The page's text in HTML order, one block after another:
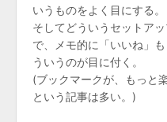
いうものをよく目にする。
そしてどういうセットア
で、メモ的に「いいね」
ういうのが目に付く。
(ブックマークが、もっと
という記事は多い。)